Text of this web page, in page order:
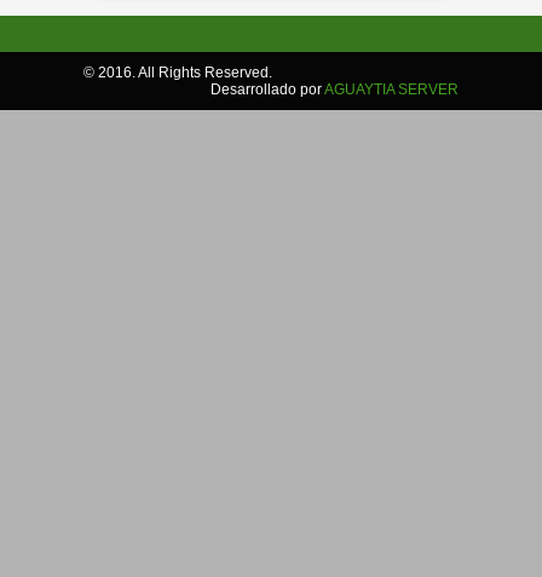
© 2016. All Rights Reserved.
Desarrollado porAGUAYTIA SERVER